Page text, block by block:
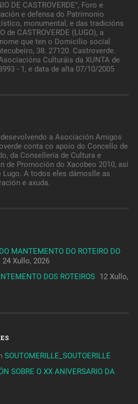
DE CASTROVERDE", Foro e
e defensa do Patrimonio
monumental, e das tradicións
de CASTROVERDE (LUGO), a
que ten o Domicilio social
38. 27120. Castroverde.
Culturáis da XUNTA de
- 1, e data de alta 07/10/2005
a Asociación Amigos
conta co apoio do Concello de
da Consellería de Cultura e
de Promoción do Xacobeo 2010, así
Lugo. A todos eles dámoslle as
e axuda.
MANTEMENTO DO ROTEIRO DO
24 Xullo, 2026
DOS ROTEIROS 12 Xullo,
SOUTOMERILLE_SOUTOERILLE
SOBRE O XX ANIVERSARIO DA